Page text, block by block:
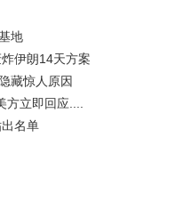
地
伊朗14天方案
藏惊人原因
立即回应....
名单